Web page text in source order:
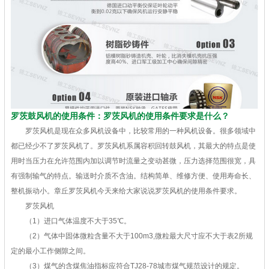
罗茨鼓风机的使用条件：罗茨风机的使用条件要求是什么？
罗茨风机是现在众多风机设备中，比较常用的一种风机设备。很多领域中
都已经少不了罗茨风机了。罗茨风机系属容积回转鼓风机，其最大的特点是使
用时当压力在允许范围内加以调节时流量之变动甚微，压力选择范围很宽，具
有强制输气的特点。输送时介质不含油。结构简单、维修方便、使用寿命长、
整机振动小。章丘罗茨风机今天来给大家说说罗茨风机的使用条件要求。
罗茨风机
（1）进口气体温度不大于35℃。
（2）气体中固体微粒含量不大于100m3,微粒最大尺寸应不大于表2所规
定的最小工作侧隙之间。
（3）煤气的含煤焦油指标应符合TJ28-78城市煤气规范设计的规定。